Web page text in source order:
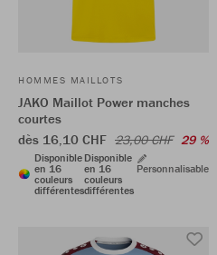
HOMMES MAILLOTS
JAKO Maillot Power manches
courtes
dès 16,10 CHF 23,00 CHF 29 %
Disponible
en 16
couleurs
différentes
Disponible
en 16
couleurs
différentes
Personnalisable